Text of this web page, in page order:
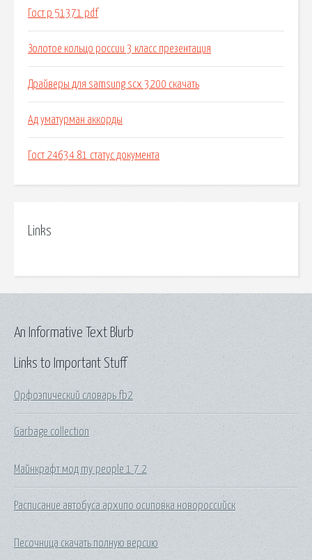
Гост р 51371 pdf
Золотое кольцо россии 3 класс презентация
Драйверы для samsung scx 3200 скачать
Ад уматурман аккорды
Гост 24634 81 статус документа
Links
Links to Important Stuff
Орфоэпический словарь fb2
Garbage collection
Майнкрафт мод my people 1 7 2
Расписание автобуса архипо осиповка новороссийск
Песочница скачать полную версию
An Informative Text Blurb